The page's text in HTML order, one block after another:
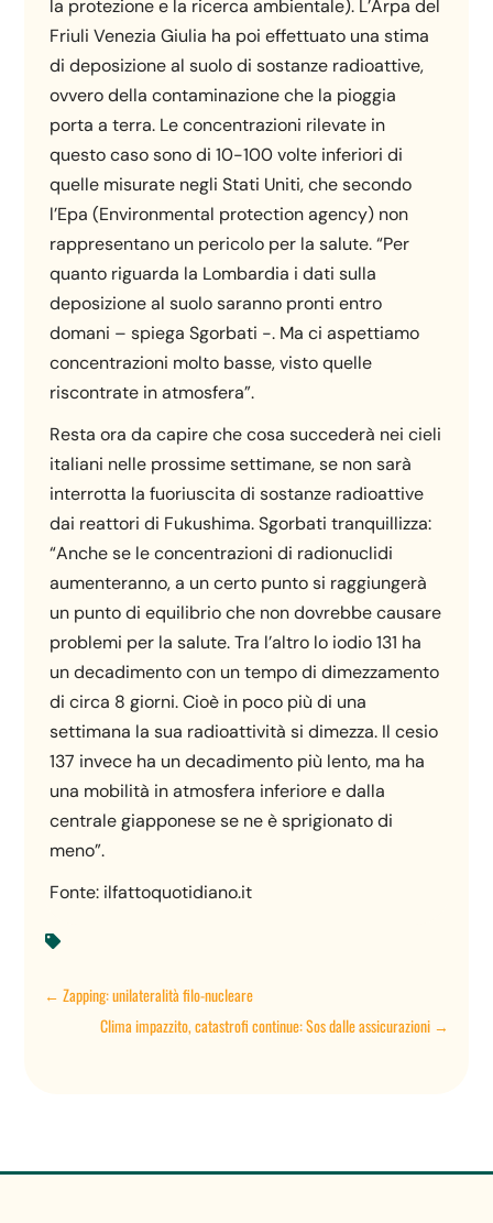
la protezione e la ricerca ambientale). L’Arpa del
Friuli Venezia Giulia ha poi effettuato una stima
di deposizione al suolo di sostanze radioattive,
ovvero della contaminazione che la pioggia
porta a terra. Le concentrazioni rilevate in
questo caso sono di 10-100 volte inferiori di
quelle misurate negli Stati Uniti, che secondo
l’Epa (Environmental protection agency) non
rappresentano un pericolo per la salute. “Per
quanto riguarda la Lombardia i dati sulla
deposizione al suolo saranno pronti entro
domani – spiega Sgorbati -. Ma ci aspettiamo
concentrazioni molto basse, visto quelle
riscontrate in atmosfera”.
Resta ora da capire che cosa succederà nei cieli
italiani nelle prossime settimane, se non sarà
interrotta la fuoriuscita di sostanze radioattive
dai reattori di Fukushima. Sgorbati tranquillizza:
“Anche se le concentrazioni di radionuclidi
aumenteranno, a un certo punto si raggiungerà
un punto di equilibrio che non dovrebbe causare
problemi per la salute. Tra l’altro lo iodio 131 ha
un decadimento con un tempo di dimezzamento
di circa 8 giorni. Cioè in poco più di una
settimana la sua radioattività si dimezza. Il cesio
137 invece ha un decadimento più lento, ma ha
una mobilità in atmosfera inferiore e dalla
centrale giapponese se ne è sprigionato di
meno”.
Fonte: ilfattoquotidiano.it

←Zapping: unilateralità filo-nucleare
Clima impazzito, catastrofi continue: Sos dalle assicurazioni→